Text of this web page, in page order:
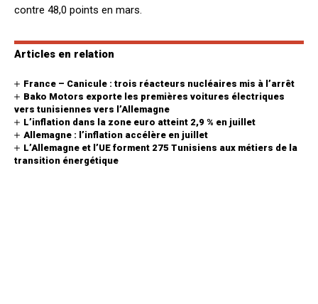
contre 48,0 points en mars.
Articles en relation
France – Canicule : trois réacteurs nucléaires mis à l’arrêt
Bako Motors exporte les premières voitures électriques
vers tunisiennes vers l’Allemagne
L’inflation dans la zone euro atteint 2,9 % en juillet
Allemagne : l’inflation accélère en juillet
L’Allemagne et l’UE forment 275 Tunisiens aux métiers de la
transition énergétique